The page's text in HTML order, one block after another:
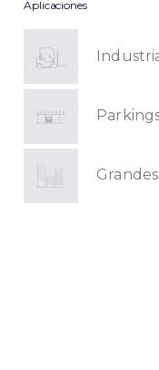
Aplicaciones